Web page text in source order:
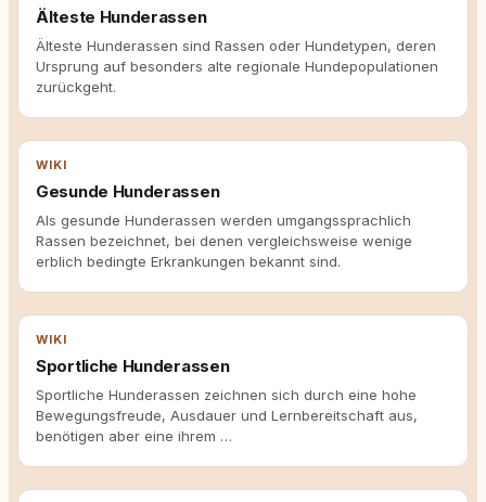
Älteste Hunderassen
Älteste Hunderassen sind Rassen oder Hundetypen, deren
Ursprung auf besonders alte regionale Hundepopulationen
zurückgeht.
WIKI
Gesunde Hunderassen
Als gesunde Hunderassen werden umgangssprachlich
Rassen bezeichnet, bei denen vergleichsweise wenige
erblich bedingte Erkrankungen bekannt sind.
WIKI
Sportliche Hunderassen
Sportliche Hunderassen zeichnen sich durch eine hohe
Bewegungsfreude, Ausdauer und Lernbereitschaft aus,
benötigen aber eine ihrem …